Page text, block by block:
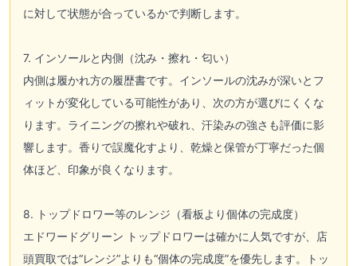
に対して状態が合っているかで判断します。
7. インソールと内側（沈み・擦れ・匂い）
内側は履かれ方の履歴書です。インソールの沈みが深いとフ
ィットが変化している可能性があり、次の方が選びにくくな
ります。ライニングの擦れや破れ、汗染みの強さも評価に影
響します。香りで誤魔化すより、乾燥と保管が丁寧だった個
体ほど、印象が良くなります。
8. トップドロワー等のレンジ（看板より個体の完成度）
エドワードグリーン トップドロワーは確かに人気ですが、店
頭買取では“レンジ”よりも“個体の完成度”を優先します。トッ